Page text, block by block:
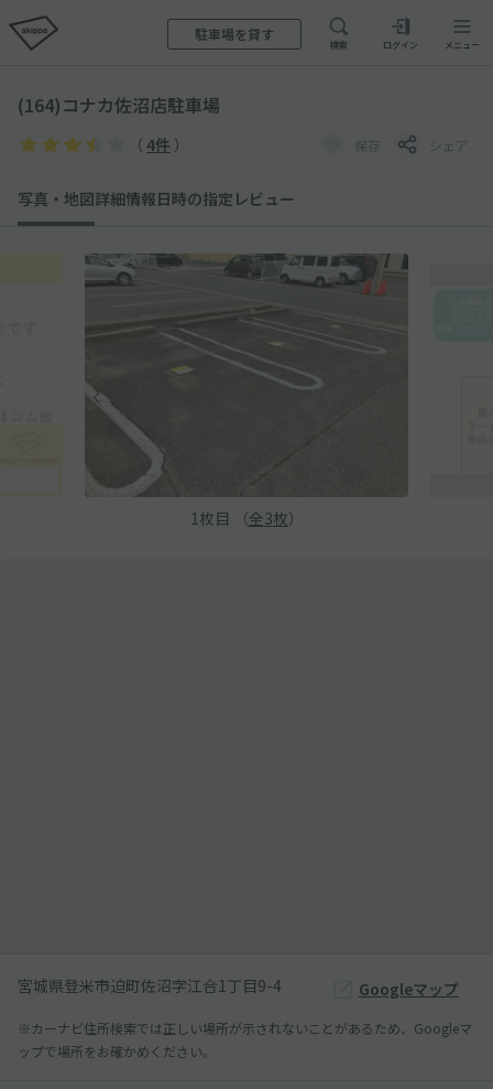
駐車場を貸す
検索 ログイン メニュー
(164)コナカ佐沼店駐車場
（ 4件 ） 保存 シェア
写真・地図詳細情報日時の指定 レビュー
1 枚目 （全3枚）
宮城県登米市迫町佐沼字江合1丁目9-4 Googleマップ
※カーナビ住所検索では正しい場所が示されないことがあるため、Googleマ
ップで場所をお確かめください。